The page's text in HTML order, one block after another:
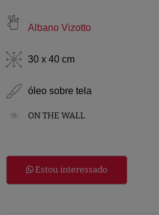
Albano Vizotto
30 x 40 cm
óleo sobre tela
ON THE WALL
Estou interessado